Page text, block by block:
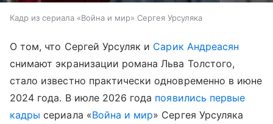
Кадр из сериала «Война и мир» Сергея Урсуляка
О том, что Сергей Урсуляк и Сарик Андреасян
снимают экранизации романа Льва Толстого,
стало известно практически одновременно в июне
2024 года. В июле 2026 года появились первые
кадры сериала «Война и мир» Сергея Урсуляка